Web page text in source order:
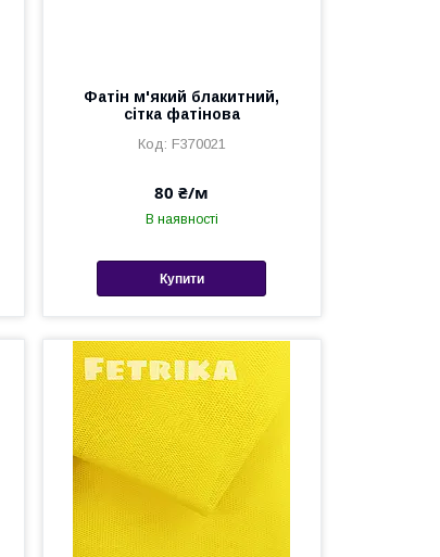
Фатін м'який блакитний,
сітка фатінова
F370021
80 ₴/м
В наявності
Купити